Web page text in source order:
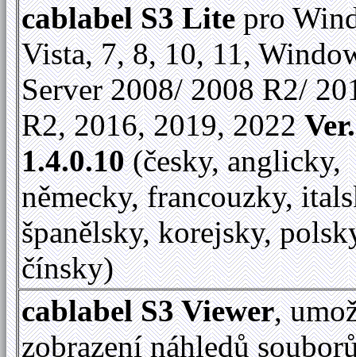
cablabel S3 Litepro
Vista, 7, 8, 10, 11,
Server 2008/ 2008 R2/
R2, 2016, 2019, 2022Ver.
1.4.0.10(česky, anglicky,
německy, francouzky,
španělsky, korejsky,
čínsky)
cablabel S3 Viewer,
zobrazení náhledů